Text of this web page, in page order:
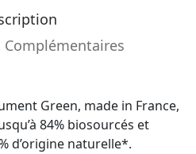
Green, made in France,
84% biosourcés et
d’origine naturelle*.